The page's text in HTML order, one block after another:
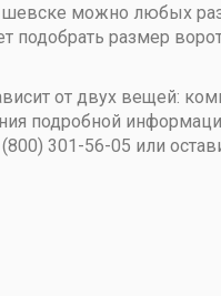
можно любых
подобрать размер
от двух вещей:
подробной
301-56-05 или